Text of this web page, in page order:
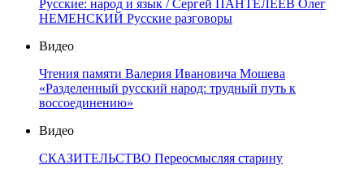
Русские: народ и язык / Сергей ПАНТЕЛЕЕВ Олег
НЕМЕНСКИЙ Русские разговоры
Видео
Чтения памяти Валерия Ивановича Мошева
«Разделенный русский народ: трудный путь к
воссоединению»
Видео
СКАЗИТЕЛЬСТВО Переосмысляя старину